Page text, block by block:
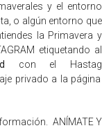
y el entorno
o algún entorno que
la Primavera y
etiquetando al
con el Hastag
privado a la página
ANÍMATE Y